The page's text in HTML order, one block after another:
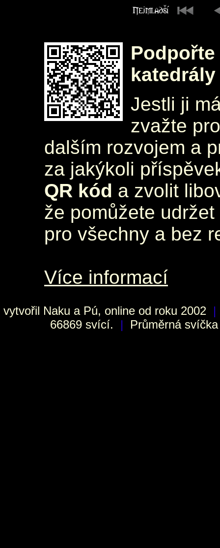
katedrály
Jestli ji
zvažte
dalším rozvojem a
za jakýkoli
QR kód a zvolit
že pomůžete
pro všechny a bez
Více informací
vytvořil Naku a Pú, online od roku 2002 |
66869 svící.
| Průměrná